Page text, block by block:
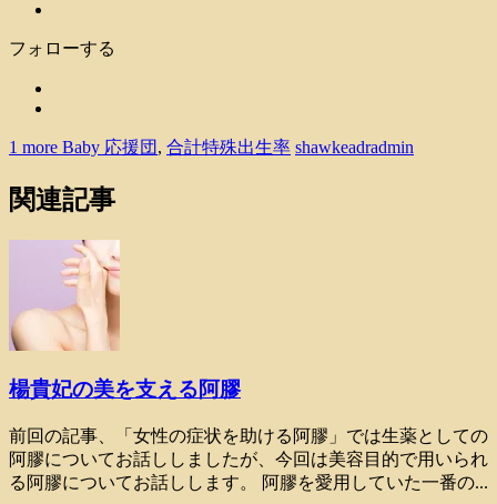
フォローする
1 more Baby 応援団 , 合計特殊出生率 shawkeadradmin
関連記事
楊貴妃の美を支える阿膠
前回の記事、「女性の症状を助ける阿膠」では生薬としての
阿膠についてお話ししましたが、今回は美容目的で用いられ
る阿膠についてお話しします。 阿膠を愛用していた一番の...